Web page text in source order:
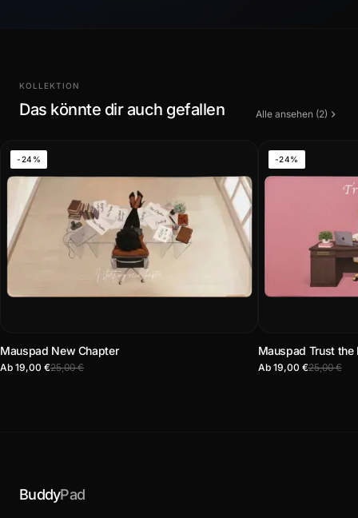
KOLLEKTION
Das könnte dir auch gefallen Alle ansehen (2)
-24%
Mauspad New Chapter
Ab 19,00 €25,00 €
-24%
Mauspad Trust the
Ab 19,00 €25,00 €
BuddyPad